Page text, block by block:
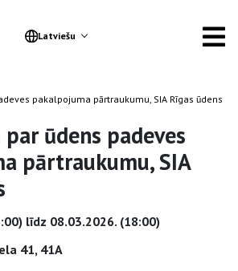
Latviešu
pakalpojuma pārtraukumu, SIA Rīgas ūdens
ūdens padeves
pārtraukumu, SIA
līdz 08.03.2026. (18:00)
41, 41A